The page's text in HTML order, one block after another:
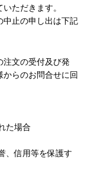
ただきます。
中止の申し出は下記
注文の受付及び発
らのお問合せに回
た場合
、信用等を保護す